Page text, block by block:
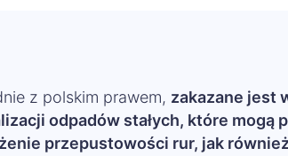
z polskim prawem, zakazane jest
odpadów stałych, które mogą
przepustowości rur, jak